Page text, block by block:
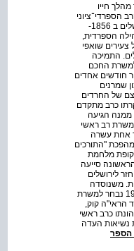
חייו
הספרדי־ציוני
יעקב מאיר, שנולד בירושלים ב 1856-
הספרדית,
שואפי
התמיכה
החכם
חודשים אחדים
שמרנים
של החרדים
כרב מתקדם
ממנה הגיעה
רב ראשי
אחת עשרה
"התורכים
מלחמת
סייעה
רבות לקהילה. ב־ 1919 חזר לירושלים
משנוסדה
הרבנות הראשית ב־ 1921 נבחר למשרת
הראי"ה קוק,
כרב ראשי
נשיאות העדה
הספר